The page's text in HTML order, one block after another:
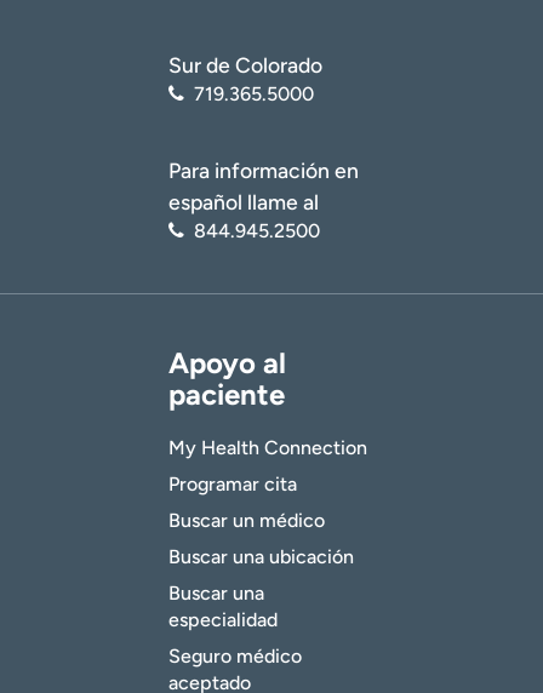
cáncer de mama
cáncer de colon
ovario.
Sur de Colorado
719.365.5000
Para información en
español llame al
844.945.2500
Apoyo al
paciente
My Health Connection
Programar cita
Buscar un médico
Buscar una ubicación
Buscar una
especialidad
Seguro médico
aceptado